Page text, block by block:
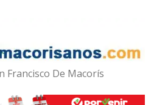
Francisco De Macorís